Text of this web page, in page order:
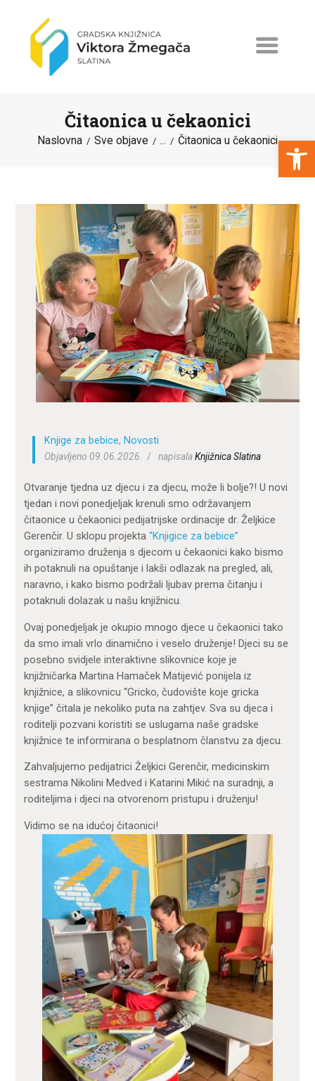
Open toolbar
Čitaonica u čekaonici
Naslovna Sve objave ... Čitaonica u čekaonici
NOVOSTI
ERASMUS+
PROGRAMI I PROJEKTI
KATALOG
O KNJIŽNICI
ZA KORISNIKE
ODJELI
DOKUMENTI
Knjige za bebice, Novosti
Objavljeno 09.06.2026.
napisalaKnjižnica Slatina
Otvaranje tjedna uz djecu i za djecu, može li bolje?! U novi
tjedan i novi ponedjeljak krenuli smo održavanjem
čitaonice u čekaonici pedijatrijske ordinacije dr. Željkice
Gerenčir. U sklopu projekta“Knjigice za bebice”
organiziramo druženja s djecom u čekaonici kako bismo
ih potaknuli na opuštanje i lakši odlazak na pregled, ali,
naravno, i kako bismo podržali ljubav prema čitanju i
potaknuli dolazak u našu knjižnicu.
Ovaj ponedjeljak je okupio mnogo djece u čekaonici tako
da smo imali vrlo dinamično i veselo druženje! Djeci su se
posebno svidjele interaktivne slikovnice koje je
knjižničarka Martina Hamaček Matijević ponijela iz
knjižnice, a slikovnicu “Gricko, čudovište koje gricka
knjige” čitala je nekoliko puta na zahtjev. Sva su djeca i
roditelji pozvani koristiti se uslugama naše gradske
knjižnice te informirana o besplatnom članstvu za djecu.
Zahvaljujemo pedijatrici Željkici Gerenčir, medicinskim
sestrama Nikolini Medved i Katarini Mikić na suradnji, a
roditeljima i djeci na otvorenom pristupu i druženju!
Vidimo se na idućoj čitaonici!